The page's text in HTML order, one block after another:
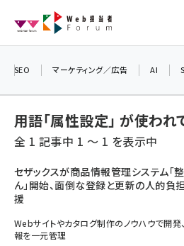
ン
ai (2801)
note (2310)
SEO マーケティング／広告 AI
用語「属性設定」 が使わ
全 1 記事中 1 ～ 1 を表示中
セザックスが商品情報管理システム「
ん」開始、面倒な登録と更新の人的負
援
Webサイトやカタログ制作のノウハウで開発
報を一元管理
＼ 読者アンケートにご協力
7月24日で創刊20周年。ご
プレゼントを差し上げます！
▼アンケートページはこち